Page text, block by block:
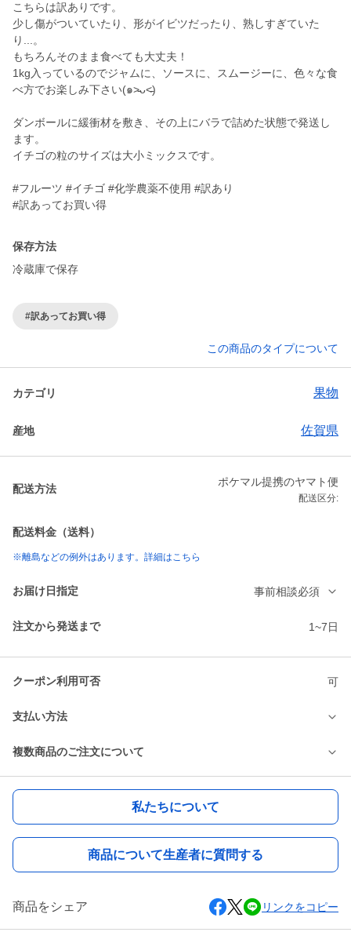
こちらは訳ありです。
少し傷がついていたり、形がイビツだったり、熟しすぎていた
り...。
もちろんそのまま食べても大丈夫！
1kg入っているのでジャムに、ソースに、スムージーに、色々な食
べ方でお楽しみ下さい(๑˃̵ᴗ˂̵)
ダンボールに緩衝材を敷き、その上にバラで詰めた状態で発送し
ます。
イチゴの粒のサイズは大小ミックスです。
#フルーツ #イチゴ #化学農薬不使用 #訳あり
保存方法
冷蔵庫で保存
#訳あってお買い得
この商品のタイプについて
カテゴリ 果物
産地 佐賀県
配送方法
ポケマル提携のヤマト便
配送区分:
配送料金（送料）
※離島などの例外はあります。詳細はこちら
お届け日指定 事前相談必須
注文から発送まで 1~7日
クーポン利用可否 可
支払い方法
複数商品のご注文について
私たちについて
商品について生産者に質問する
商品をシェア リンクをコピー